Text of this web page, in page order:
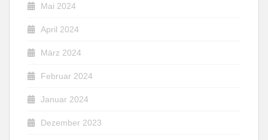
Mai 2024
April 2024
März 2024
Februar 2024
Januar 2024
Dezember 2023